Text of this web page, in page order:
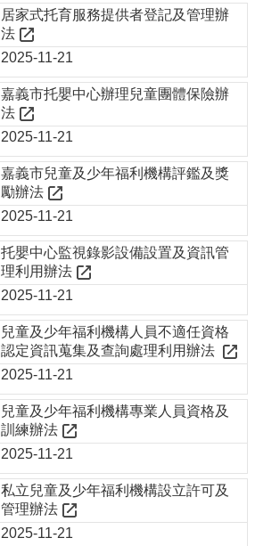
居家式托育服務提供者登記及管理辦
法
2025-11-21
嘉義市托嬰中心辦理兒童團體保險辦
法
2025-11-21
嘉義市兒童及少年福利機構評鑑及獎
勵辦法
2025-11-21
托嬰中心監視錄影設備設置及資訊管
理利用辦法
2025-11-21
兒童及少年福利機構人員不適任資格
認定資訊蒐集及查詢處理利用辦法
2025-11-21
兒童及少年福利機構專業人員資格及
訓練辦法
2025-11-21
私立兒童及少年福利機構設立許可及
管理辦法
2025-11-21